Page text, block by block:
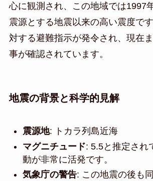
心に観測され、この地域では1997
震源とする地震以来の高い震度で
対する避難指示が発令され、現在
事が確認されています。
地震の背景と科学的見解
震源地: トカラ列島近海
マグニチュード: 5.5と推定され
動が非常に活発です。
気象庁の警告: この地震の後も